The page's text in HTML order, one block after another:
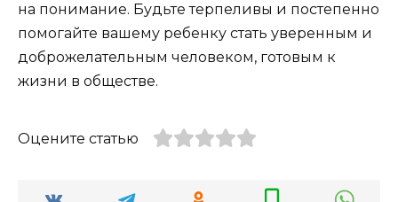
на понимание. Будьте терпеливы и постепенно
помогайте вашему ребенку стать уверенным и
доброжелательным человеком, готовым к
жизни в обществе.
Оцените статью